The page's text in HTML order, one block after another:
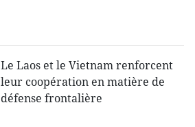
Le Laos et le Vietnam renforcent
leur coopération en matière de
défense frontalière